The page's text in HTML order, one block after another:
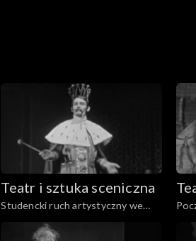
Teatr i sztuka sceniczna
Studencki ruch artystyczny we
Wrocławiu